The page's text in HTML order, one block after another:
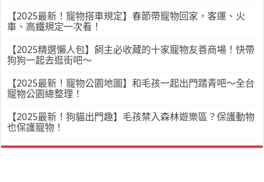
【2025最新！寵物搭車規定】春節帶寵物回家，客運、火
車、高鐵規定一次看！
【2025精選懶人包】飼主必收藏的十家寵物友善商場！快帶
狗狗一起去逛街吧～
【2025最新！寵物公園地圖】和毛孩一起出門踏青吧～全台
寵物公園總整理！
【2025最新！狗貓出門趣】毛孩禁入森林遊樂區？保護動物
也保護寵物！